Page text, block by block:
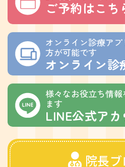
ご予約はこち
オンライン診療ア
方が可能です
オンライン診
様々なお役立ち情
ます
LINE公式アカ
院長